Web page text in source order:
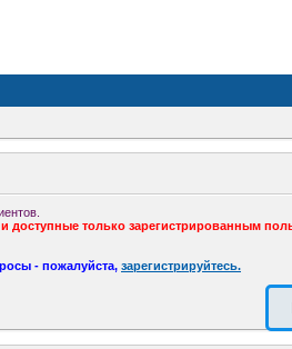
только зарегистрированным
- пожалуйста, зарегистрируйтесь.